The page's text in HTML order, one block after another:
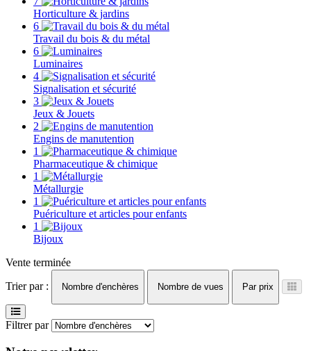
Horticulture & jardins
6
Travail du bois & du métal
6
Luminaires
4
Signalisation et sécurité
3
Jeux & Jouets
2
Engins de manutention
1
Pharmaceutique & chimique
1
Métallurgie
1
Puériculture et articles pour enfants
1
Bijoux
Vente terminée
Trier par :
Nombre d'enchères Nombre de vues Par prix
Filtrer par